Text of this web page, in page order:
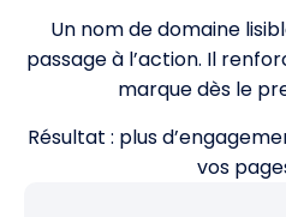
Un nom de domaine
passage à l’action. Il
marque dès le
Résultat : plus
vos